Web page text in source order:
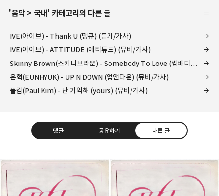
'음악 > 국내' 카테고리의 다른 글
IVE(아이브) - Thank U (땡큐) (듣기/가사)
IVE(아이브) - ATTITUDE (애티튜드) (뮤비/가사)
Skinny Brown(스키니브라운) - Somebody To Love (썸바디투러브) (듣기/가사)
은혁(EUNHYUK) - UP N DOWN (업앤다운) (뮤비/가사)
폴킴(Paul Kim) - 난 기억해 (yours) (뮤비/가사)
댓글 공유하기 다른 글
kjgsb